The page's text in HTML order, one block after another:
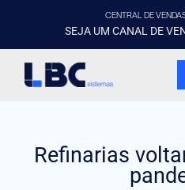
CENTRAL DE
SEJA UM CANAL DE
Refinarias